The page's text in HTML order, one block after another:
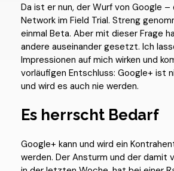
Da ist er nun, der Wurf von Google –
Network im Field Trial. Streng
einmal Beta. Aber mit dieser Frage
andere auseinander gesetzt. Ich
Impressionen auf mich wirken und
vorläufigen Entschluss: Google+ ist
und wird es auch nie werden.
Es herrscht Bedarf
Google+ kann und wird ein
werden. Der Ansturm und der damit